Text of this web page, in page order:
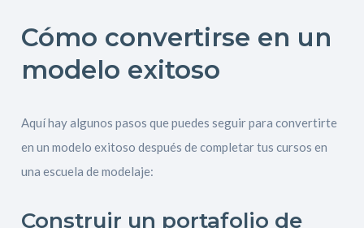
Cómo convertirse en un
modelo exitoso
Aquí hay algunos pasos que puedes seguir para convertirte
en un modelo exitoso después de completar tus cursos en
una escuela de modelaje:
Construir un portafolio de